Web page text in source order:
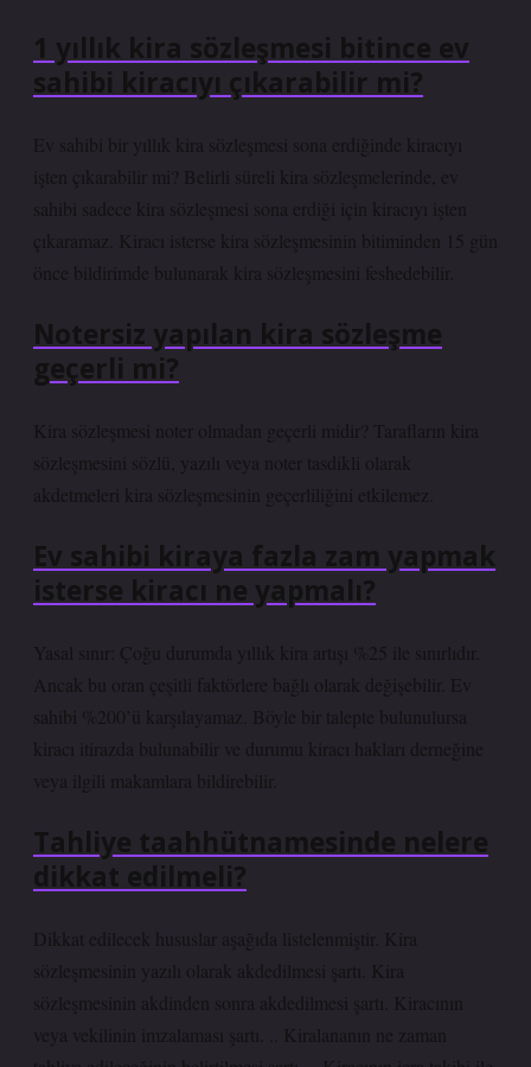
1 yıllık kira sözleşmesi bitince ev
sahibi kiracıyı çıkarabilir mi?
Ev sahibi bir yıllık kira sözleşmesi sona erdiğinde kiracıyı
işten çıkarabilir mi? Belirli süreli kira sözleşmelerinde, ev
sahibi sadece kira sözleşmesi sona erdiği için kiracıyı işten
çıkaramaz. Kiracı isterse kira sözleşmesinin bitiminden 15 gün
önce bildirimde bulunarak kira sözleşmesini feshedebilir.
Notersiz yapılan kira sözleşme
geçerli mi?
Kira sözleşmesi noter olmadan geçerli midir? Tarafların kira
sözleşmesini sözlü, yazılı veya noter tasdikli olarak
akdetmeleri kira sözleşmesinin geçerliliğini etkilemez.
Ev sahibi kiraya fazla zam yapmak
isterse kiracı ne yapmalı?
Yasal sınır: Çoğu durumda yıllık kira artışı %25 ile sınırlıdır.
Ancak bu oran çeşitli faktörlere bağlı olarak değişebilir. Ev
sahibi %200’ü karşılayamaz. Böyle bir talepte bulunulursa
kiracı itirazda bulunabilir ve durumu kiracı hakları derneğine
veya ilgili makamlara bildirebilir.
Tahliye taahhütnamesinde nelere
dikkat edilmeli?
Dikkat edilecek hususlar aşağıda listelenmiştir. Kira
sözleşmesinin yazılı olarak akdedilmesi şartı. Kira
sözleşmesinin akdinden sonra akdedilmesi şartı. Kiracının
veya vekilinin imzalaması şartı. .. Kiralananın ne zaman